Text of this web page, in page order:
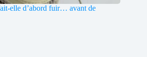
elle d’abord fuir… avant de